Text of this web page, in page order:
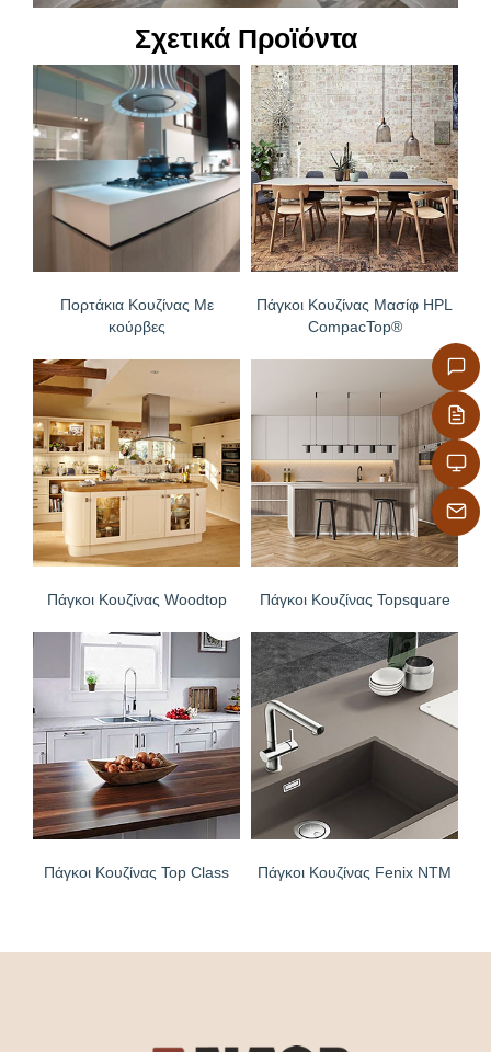
όλες τις οικιακές χημικές ουσίες
– Επιφάνεια απόλυτα υγιεινή
– Υψηλή αντοχή στον αποχρωματισμό
– Φινιτούρες νέας τεχνολογίας που ακολουθούν τα
νερά του ξύλου.
– Ανθεκτικά στη θερμότητα και τον ατμό
– Εύκολη μεταφορά και τοποθέτηση
Σχετικά Προϊόντα
Πορτάκια Κουζίνας Με
κούρβες
Πάγκοι Κουζίνας Μασίφ HPL
CompacTop®
Πάγκοι Κουζίνας Woodtop Πάγκοι Κουζίνας Topsquare
Πάγκοι Κουζίνας Top Class Πάγκοι Κουζίνας Fenix NTM